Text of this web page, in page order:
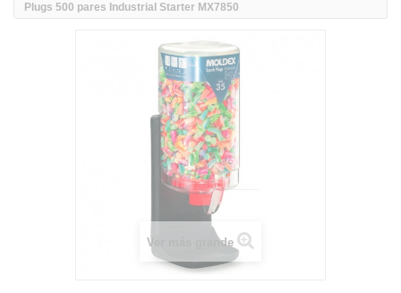
Plugs 500 pares Industrial Starter MX7850
Ver más grande